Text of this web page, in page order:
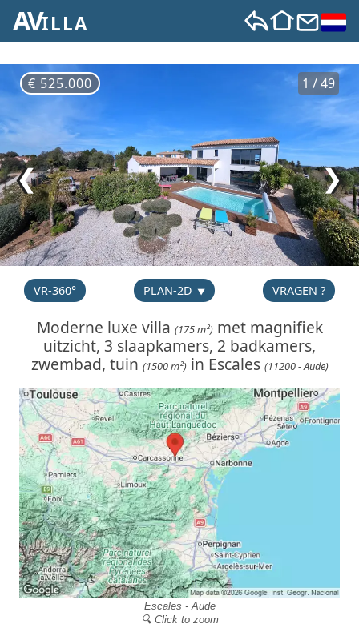
AVILLA
1 / 49
€ 525.000
❯
❮
VR-360° PLAN-2D VRAGEN ?
Moderne luxe villa (175 m²)met magnifiek
uitzicht, 3 slaapkamers, 2 badkamers,
zwembad, tuin (1500 m²)in Escales (11200 - Aude)
Escales - Aude
🔍 Click to zoom